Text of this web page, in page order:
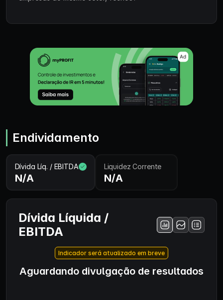
Endividamento
Dívida Líq. / EBITDA
N/A
Liquidez Corrente
N/A
Dívida Líquida /
EBITDA
Indicador será atualizado em breve
Aguardando divulgação de resultados